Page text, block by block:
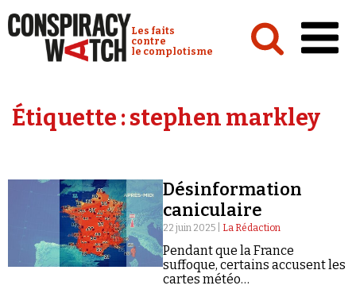
Conspiracy Watch :
Les faits
contre
le complotisme
Analyses
Vidéos
Émissions
Revues de presse
Étiquette :stephen markley
Désinformation
caniculaire
22 juin 2025 | La Rédaction
Pendant que la France
suffoque, certains accusent les
cartes météo…